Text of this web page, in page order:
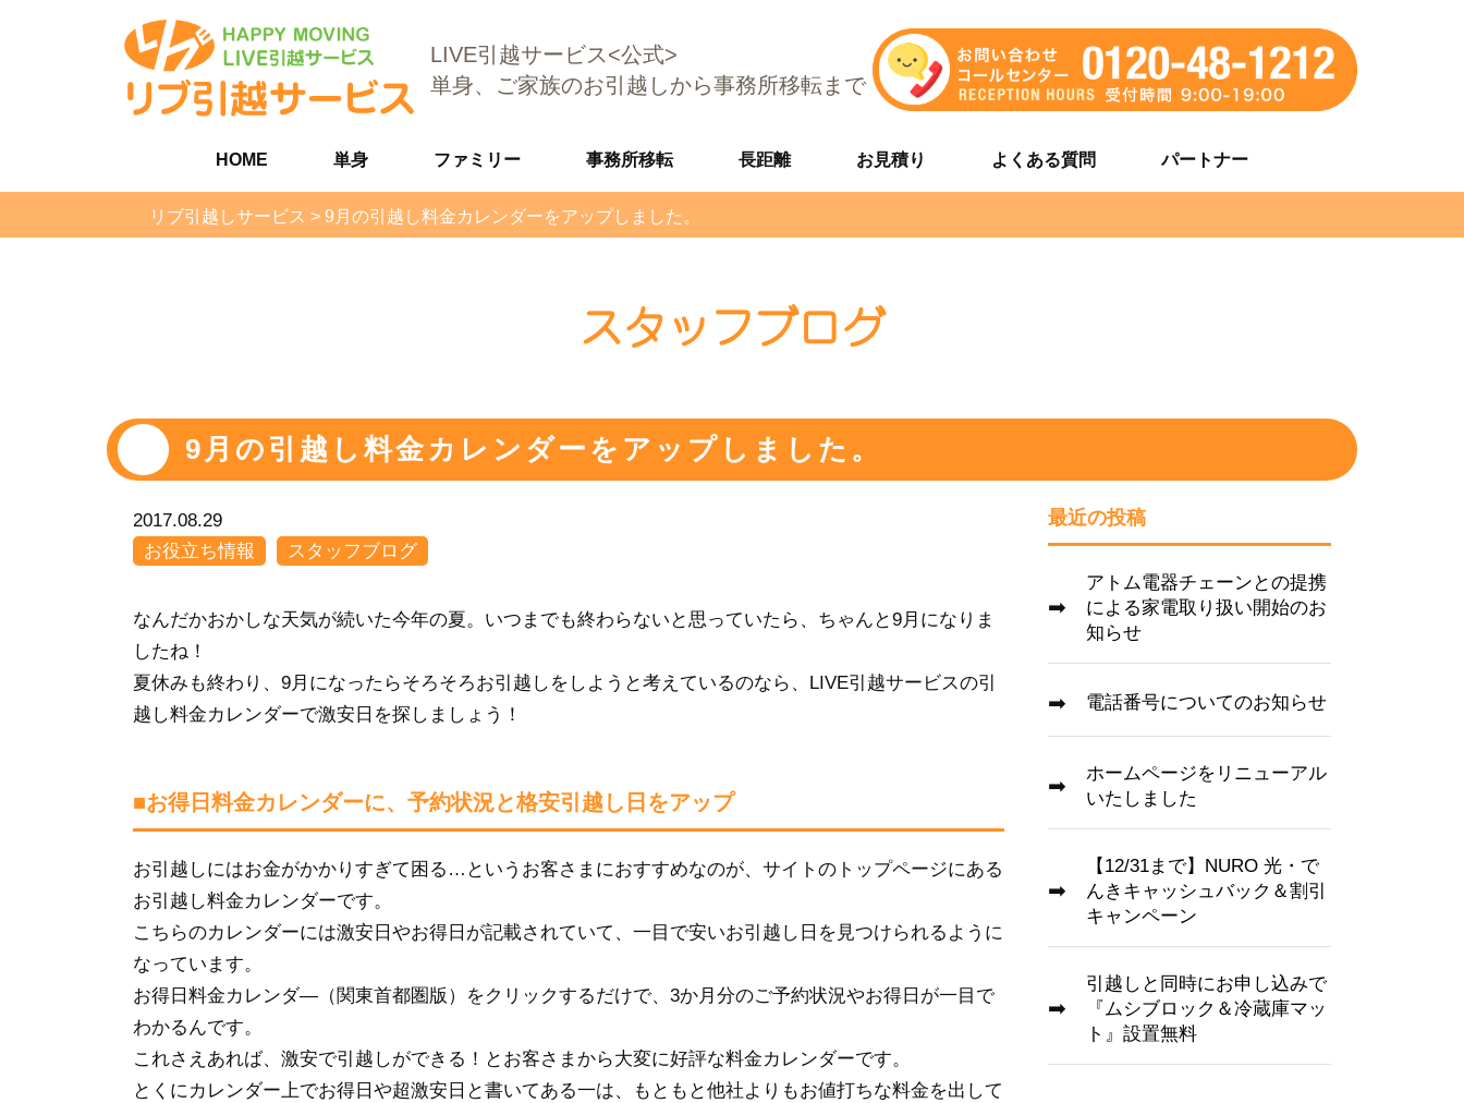
LIVE引越サービス<公式>
単身、ご家族のお引越しから事務所移転まで
HOME 単身 ファミリー 事務所移転 長距離 お見積り よくある質問 パートナー
リブ引越しサービス > 9月の引越し料金カレンダーをアップしました。
スタッフブログ
9月の引越し料金カレンダーをアップしました。
2017.08.29
お役立ち情報
スタッフブログ
なんだかおかしな天気が続いた今年の夏。いつまでも終わらないと思っていたら、ちゃんと9月になりま
したね！
夏休みも終わり、9月になったらそろそろお引越しをしようと考えているのなら、LIVE引越サービスの引
越し料金カレンダーで激安日を探しましょう！
■お得日料金カレンダーに、予約状況と格安引越し日をアップ
お引越しにはお金がかかりすぎて困る…というお客さまにおすすめなのが、サイトのトップページにある
お引越し料金カレンダーです。
こちらのカレンダーには激安日やお得日が記載されていて、一目で安いお引越し日を見つけられるように
なっています。
お得日料金カレンダ―（関東首都圏版）をクリックするだけで、3か月分のご予約状況やお得日が一目で
わかるんです。
これさえあれば、激安で引越しができる！とお客さまから大変に好評な料金カレンダーです。
とくにカレンダー上でお得日や超激安日と書いてある一は、もともと他社よりもお値打ちな料金を出して
最近の投稿
アトム電器チェーンとの提携
による家電取り扱い開始のお
知らせ
電話番号についてのお知らせ
ホームページをリニューアル
いたしました
【12/31まで】NURO 光・で
んきキャッシュバック＆割引
キャンペーン
引越しと同時にお申し込みで
『ムシブロック＆冷蔵庫マッ
ト』設置無料